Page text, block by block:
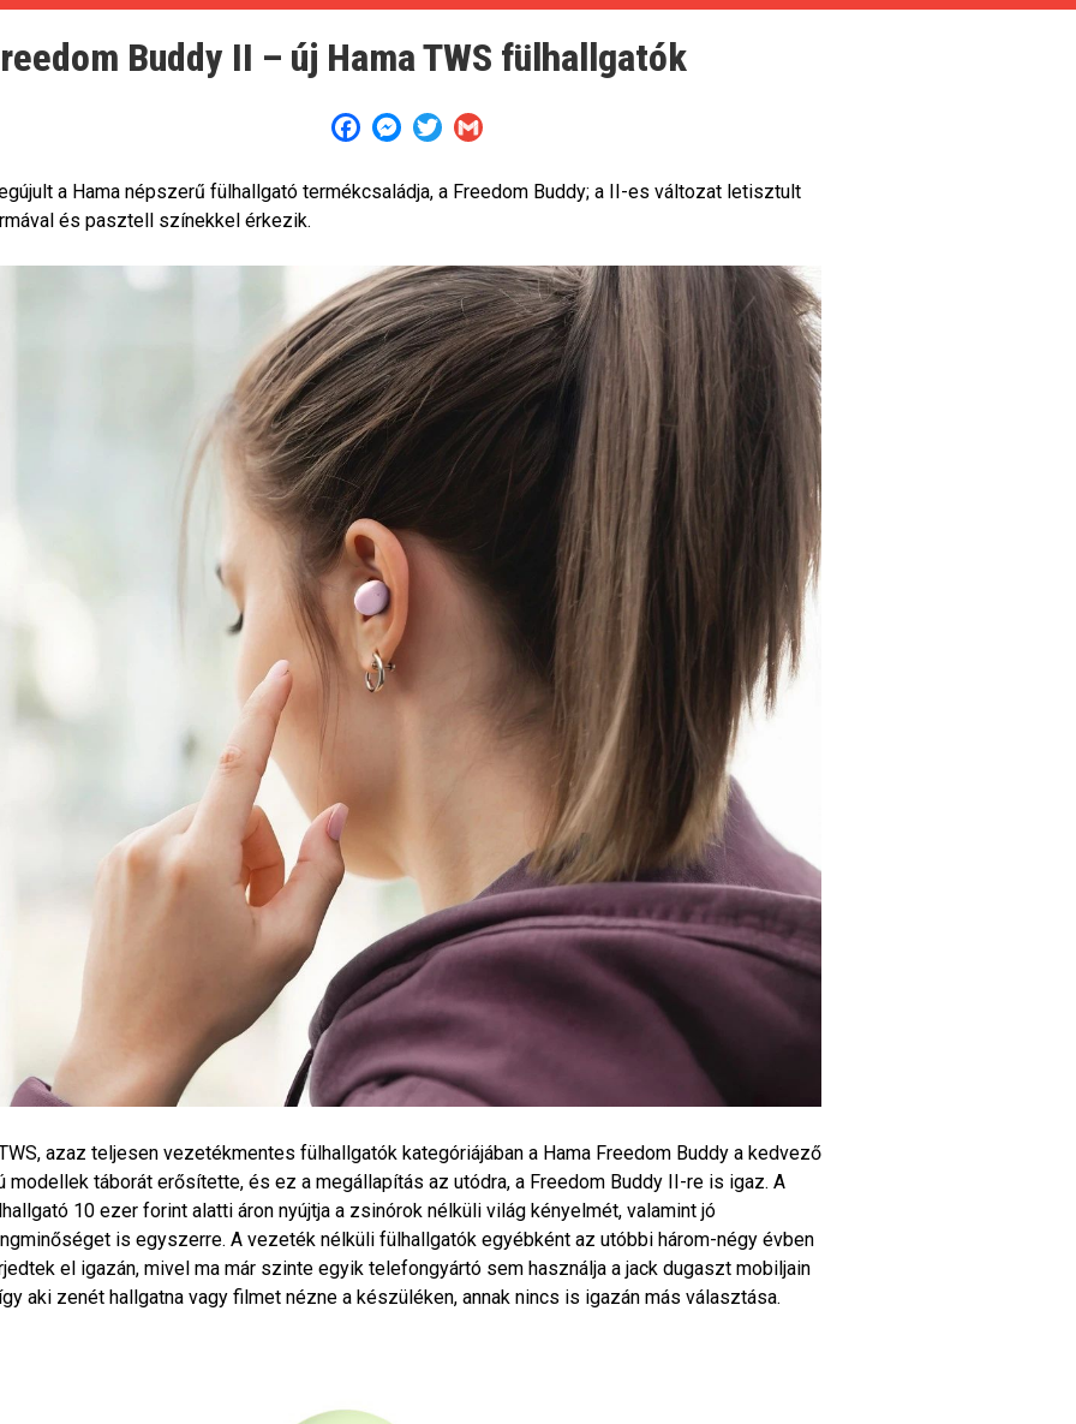
Buddy II – új Hama TWS fülhallgatók
FacebookMessenger
Twitter
a Hama népszerű fülhallgató termékcsaládja, a Freedom Buddy; a II-es változat letisztult
és pasztell színekkel érkezik.
azaz teljesen vezetékmentes fülhallgatók kategóriájában a Hama Freedom Buddy a kedvező
modellek táborát erősítette, és ez a megállapítás az utódra, a Freedom Buddy II-re is igaz. A
10 ezer forint alatti áron nyújtja a zsinórok nélküli világ kényelmét, valamint jó
is egyszerre. A vezeték nélküli fülhallgatók egyébként az utóbbi három-négy évben
el igazán, mivel ma már szinte egyik telefongyártó sem használja a jack dugaszt mobiljain
aki zenét hallgatna vagy filmet nézne a készüléken, annak nincs is igazán más választása.